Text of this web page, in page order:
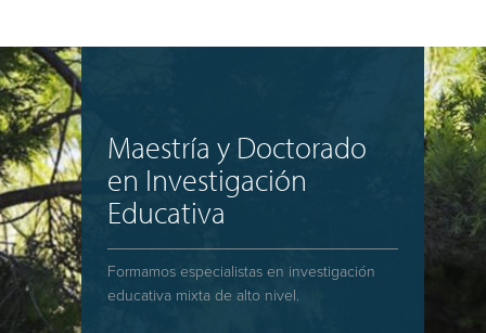
Maestría y Doctorado
en Investigación
Educativa
Formamos especialistas en investigación
educativa mixta de alto nivel.